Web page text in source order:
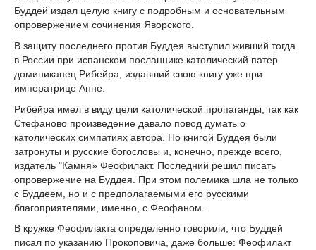
Буддей издал целую книгу с подробным и основательным
опровержением сочинения Яворского.
В защиту последнего против Буддея выступил живший тогда
в России при испанском посланнике католический патер
доминиканец Рибейра, издавший свою книгу уже при
императрице Анне.
Рибейра имел в виду цели католической пропаганды, так как
Стефаново произведение давало повод думать о
католических симпатиях автора. Но книгой Буддея были
затронуты и русские богословы и, конечно, прежде всего,
издатель "Камня» Феофилакт. Последний решил писать
опровержение на Буддея. При этом полемика шла не только
с Буддеем, но и с предполагаемыми его русскими
благоприятелями, именно, с Феофаном.
В кружке Феофилакта определенно говорили, что Буддей
писал по указанию Прокоповича, даже больше: Феофилакт